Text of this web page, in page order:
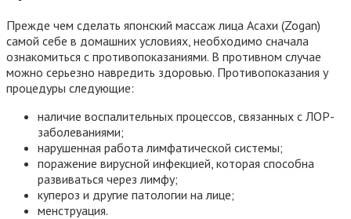
Прежде чем сделать японский массаж лица Асахи (Zogan)
самой себе в домашних условиях, необходимо сначала
ознакомиться с противопоказаниями. В противном случае
можно серьезно навредить здоровью. Противопоказания у
процедуры следующие:
наличие воспалительных процессов, связанных с ЛОР-
заболеваниями;
нарушенная работа лимфатической системы;
поражение вирусной инфекцией, которая способна
развиваться через лимфу;
купероз и другие патологии на лице;
менструация.